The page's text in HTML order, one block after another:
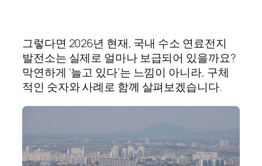
그렇다면 2026년 현재, 국내 수소 연료전지
발전소는 실제로 얼마나 보급되어 있을까요?
막연하게 ‘늘고 있다’는 느낌이 아니라, 구체
적인 숫자와 사례로 함께 살펴보겠습니다.